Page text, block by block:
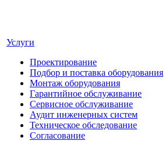
Услуги
Проектирование
Подбор и поставка оборудования
Монтаж оборудования
Гарантийное обслуживание
Сервисное обслуживание
Аудит инженерных систем
Техническое обследование
Согласование